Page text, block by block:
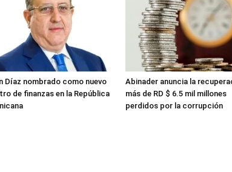
Díaz nombrado como nuevo
de finanzas en la República
Abinader anuncia la
más de RD $ 6.5 mil millones
perdidos por la corrupción